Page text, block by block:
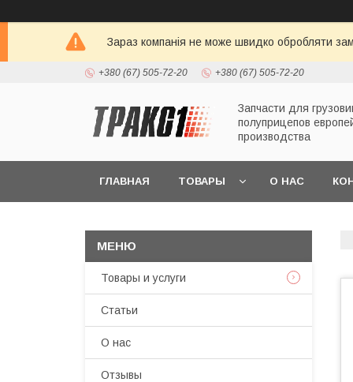
Зараз компанія не може швидко обробляти
+380 (67) 505-72-20 +380 (67) 505-72-20
Запчасти для
полуприцепов
производства
ГЛАВНАЯ ТОВАРЫ О НАС
Товары и услуги
Статьи
О нас
Отзывы